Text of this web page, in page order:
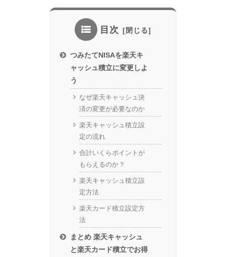
目次
つみたてNISAを楽天キ
ャッシュ積立に変更しよ
う
なぜ楽天キャッシュ決
済の変更が必要なのか
楽天キャッシュ積立設
定の流れ
合計いくらポイントが
もらえるのか？
楽天キャッシュ積立設
定方法
楽天カード積立設定方
法
まとめ 楽天キャッシュ
と楽天カード積立でお得